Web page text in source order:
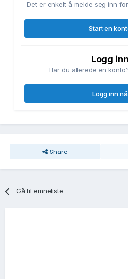
Det er enkelt å melde seg inn
Start en
Logg inn
Har du allerede en
Logg inn nå
Share
Gå til emneliste